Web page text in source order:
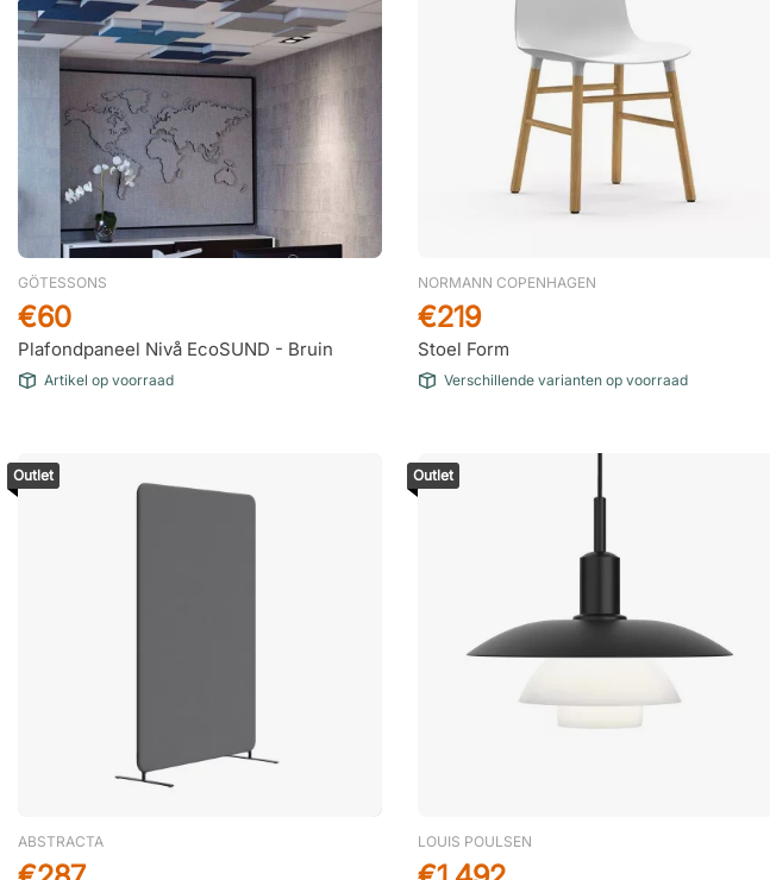
GÖTESSONS
Plafondpaneel Nivå EcoSUND - Bruin
€60
Artikel op voorraad
NORMANN COPENHAGEN
Stoel Form
€219
Verschillende varianten op voorraad
Outlet
ABSTRACTA
Outlet
LOUIS POULSEN